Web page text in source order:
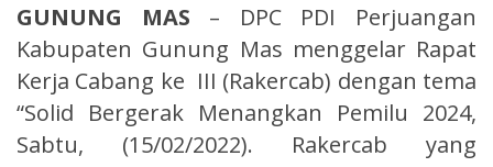
GUNUNG MAS – DPC PDI Perjuangan
Kabupaten Gunung Mas menggelar Rapat
Kerja Cabang ke III (Rakercab) dengan tema
“Solid Bergerak Menangkan Pemilu 2024,
Sabtu, (15/02/2022). Rakercab yang